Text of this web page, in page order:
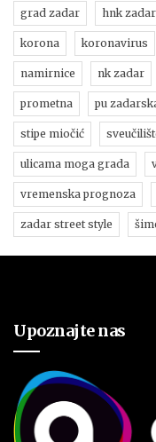
grad zadar hnk zadar
korona koronavirus
namirnice nk zadar
prometna pu
stipe miočić
ulicama moga grada
vremenska prognoza
zadar street style
Upoznajte nas